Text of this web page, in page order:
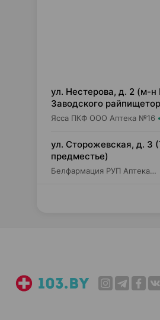
ул. Нестерова, д. 2 (м-
Заводского
Ясса ПКФ ООО Аптека №16
ул. Сторожевская, д. 3
предместье)
Белфармация РУП Аптека №88